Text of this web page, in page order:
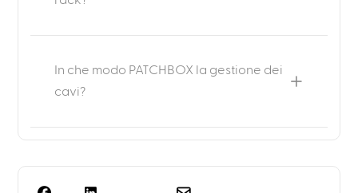
In che modo PATCHBOX la gestione dei
cavi?